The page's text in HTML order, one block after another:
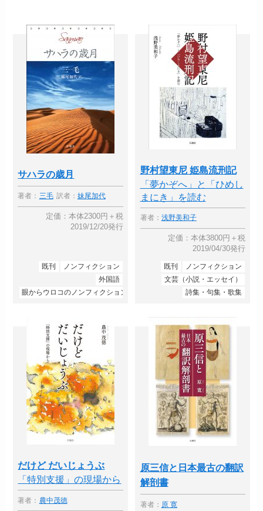
サハラの歳月
著者： 三毛 訳者： 妹尾加代
定価：本体2300円＋税
2019/12/20発行
既刊
ノンフィクション
外国語
眼からウロコのノンフィクション
野村望東尼 姫島流刑記
「夢かぞへ」と「ひめし
まにき」を読む
著者： 浅野美和子
定価：本体3800円＋税
2019/04/30発行
既刊
ノンフィクション
文芸（小説・エッセイ）
詩集・句集・歌集
だけど だいじょうぶ
「特別支援」の現場から
著者： 農中茂徳
原三信と日本最古の翻訳
解剖書
著者： 原 寛